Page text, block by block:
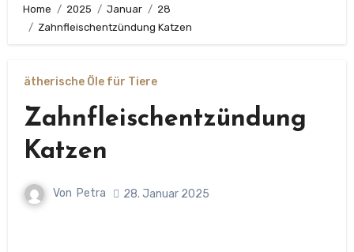
Home 2025 Januar
28
Zahnfleischentzündung Katzen
ätherische Öle für Tiere
Zahnfleischentzündung
Katzen
Von Petra 28. Januar 2025